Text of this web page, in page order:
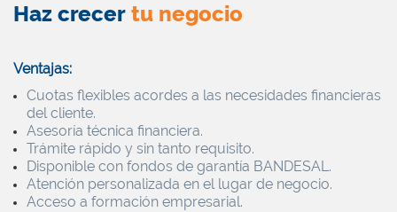
Haz crecer tu negocio
Ventajas:
Cuotas flexibles acordes a las necesidades financieras
del cliente.
Asesoría técnica financiera.
Trámite rápido y sin tanto requisito.
Disponible con fondos de garantía BANDESAL.
Atención personalizada en el lugar de negocio.
Acceso a formación empresarial.